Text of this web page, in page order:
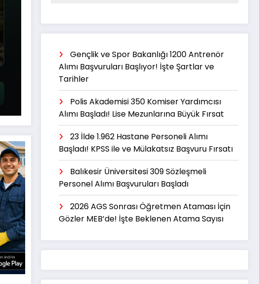
Gençlik ve Spor Bakanlığı 1200 Antrenör
Alımı Başvuruları Başlıyor! İşte Şartlar ve
Tarihler
Polis Akademisi 350 Komiser Yardımcısı
Alımı Başladı! Lise Mezunlarına Büyük Fırsat
23 İlde 1.962 Hastane Personeli Alımı
Başladı! KPSS ile ve Mülakatsız Başvuru Fırsatı
Balıkesir Üniversitesi 309 Sözleşmeli
Personel Alımı Başvuruları Başladı
2026 AGS Sonrası Öğretmen Ataması İçin
Gözler MEB’de! İşte Beklenen Atama Sayısı